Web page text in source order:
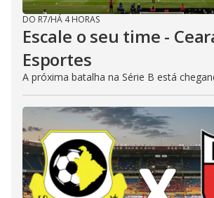
DO R7/HÁ 4 HORAS
Escale o seu time -
Esportes
A próxima batalha na Série B está